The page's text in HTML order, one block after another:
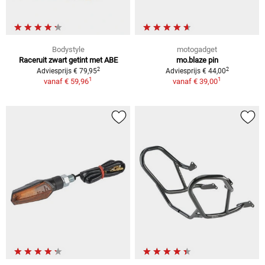
Bodystyle
Raceruit zwart getint met ABE
Adviesprijs € 79,952
vanaf € 59,961
motogadget
mo.blaze pin
Adviesprijs € 44,002
vanaf € 39,001